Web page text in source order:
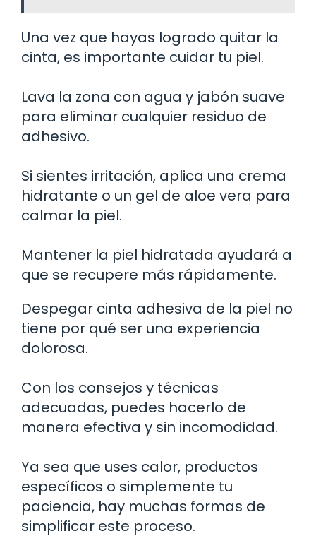
Una vez que hayas logrado quitar la
cinta, es importante cuidar tu piel.
Lava la zona con agua y jabón suave
para eliminar cualquier residuo de
adhesivo.
Si sientes irritación, aplica una crema
hidratante o un gel de aloe vera para
calmar la piel.
Mantener la piel hidratada ayudará a
que se recupere más rápidamente.
Despegar cinta adhesiva de la piel no
tiene por qué ser una experiencia
dolorosa.
Con los consejos y técnicas
adecuadas, puedes hacerlo de
manera efectiva y sin incomodidad.
Ya sea que uses calor, productos
específicos o simplemente tu
paciencia, hay muchas formas de
simplificar este proceso.